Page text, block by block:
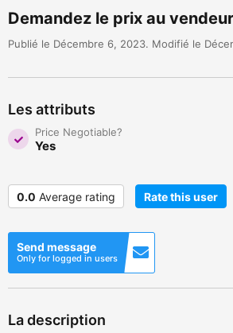
Demandez le prix au vendeur
Publié le Décembre 6, 2023. Modifié le
Les attributs
Price Negotiable?
Yes
0.0 Average rating Rate this user
Send message
Only for logged in users
La description